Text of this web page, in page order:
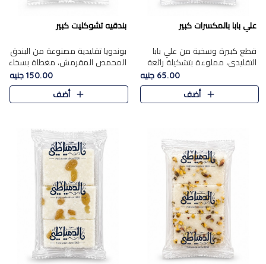
علي بابا بالمكسرات كبير
قطع كبيرة وسخية من علي بابا
التقليدي، مملوءة بتشكيلة رائعة
من المكسرات المحمصة المحمرة.
65.00 جنيه
أضف
بندقيه تشوكليت كبير
بوندويا تقليدية مصنوعة من البندق
المحمص المقرمش، مغطاة بسخاء
بشوكولاتة فاخرة غنية لتحقيق
التوازن المثالي بين قوام القرمشة
ونكهة الشوكولاتة ا..
150.00 جنيه
أضف